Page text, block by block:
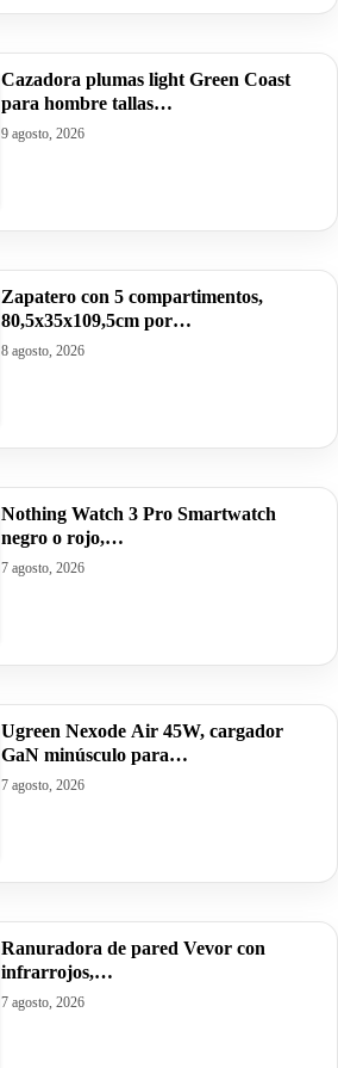
Cazadora plumas light Green Coast
para hombre tallas…
9 agosto, 2026
Zapatero con 5 compartimentos,
80,5x35x109,5cm por…
8 agosto, 2026
Nothing Watch 3 Pro Smartwatch
negro o rojo,…
7 agosto, 2026
Ugreen Nexode Air 45W, cargador
GaN minúsculo para…
7 agosto, 2026
Ranuradora de pared Vevor con
infrarrojos,…
7 agosto, 2026